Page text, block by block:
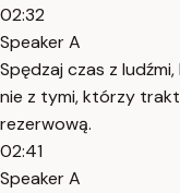
02:32
Speaker A
Spędzaj czas z
nie z tymi, którzy
rezerwową.
02:41
Speaker A